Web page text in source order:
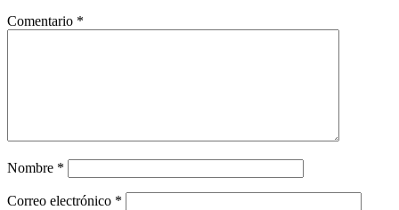
Comentario *
Nombre *
Correo electrónico *